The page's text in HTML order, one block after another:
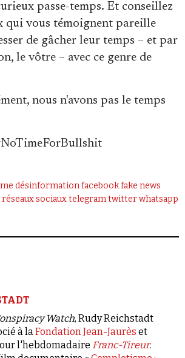
passe-temps. Et conseillez
qui vous témoignent pareille
de gâcher leur temps – et par
le vôtre – avec ce genre de
nous n'avons pas le temps
NoTimeForBullshit
désinformationfacebookfake news
réseaux sociauxtelegramtwitterwhatsapp
Watch, Rudy Reichstadt
à laFondation Jean-Jaurès et
l'hebdomadaire Franc-Tireur.